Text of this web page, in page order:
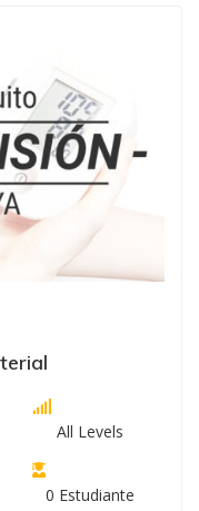
All Levels
0 Estudiante